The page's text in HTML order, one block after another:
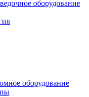
оборудование
оборудование